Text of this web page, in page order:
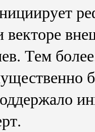
векторе
Тем